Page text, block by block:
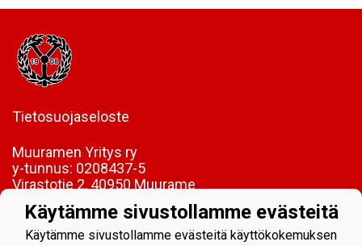
Tietosuojaseloste
Muuramen Yritys ry
y-tunnus: 0208437-5
Virastotie 2, 40950 Muurame
FI85 5089 5340 0005 06
Käytämme sivustollamme evästeitä
Käytämme sivustollamme evästeitä käyttökokemuksen